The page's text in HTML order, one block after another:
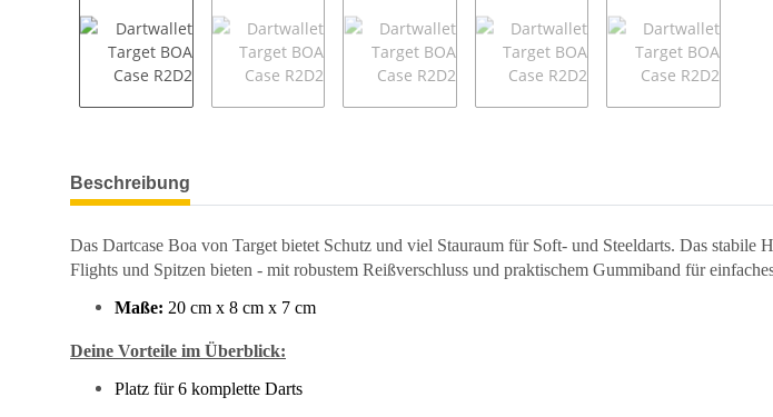
weitere Registerkarten anzeigen
Beschreibung
Das Dartcase Boa von Target bietet Schutz und viel Stauraum für Soft- und Steeldarts. Das
Flights und Spitzen bieten - mit robustem Reißverschluss und praktischem Gummiband für
Maße: 20 cm x 8 cm x 7 cm
Deine Vorteile im Überblick:
Platz für 6 komplette Darts